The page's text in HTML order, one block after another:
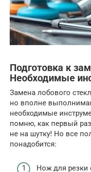
Подготовка к
Необходимые
Замена лобового
но вполне
необходимые
помню, как первый
не на шутку! Но все
понадобится:
Нож для резки